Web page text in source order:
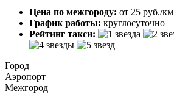
Цена по межгороду: от 25 руб./км
График работы: круглосуточно
Рейтинг такси:
Город
Аэропорт
Межгород